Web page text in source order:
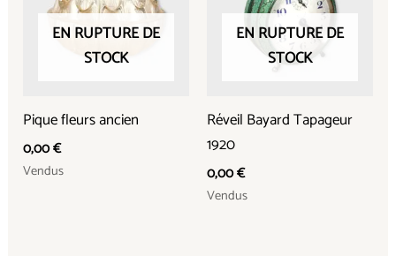
EN RUPTURE DE
STOCK
Pique fleurs ancien
0,00€
Vendus
EN RUPTURE DE
STOCK
Réveil Bayard Tapageur
1920
0,00€
Vendus